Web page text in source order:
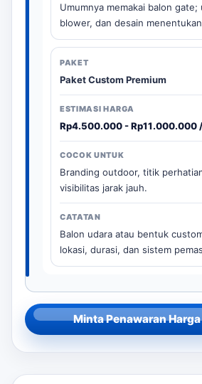
Umumnya memakai balon gate;
blower, dan desain
Paket Custom Premium
Rp4.500.000 - Rp11.000.000
Branding outdoor, titik
visibilitas jarak jauh.
Balon udara atau bentuk
lokasi, durasi, dan sistem
Minta Penawaran